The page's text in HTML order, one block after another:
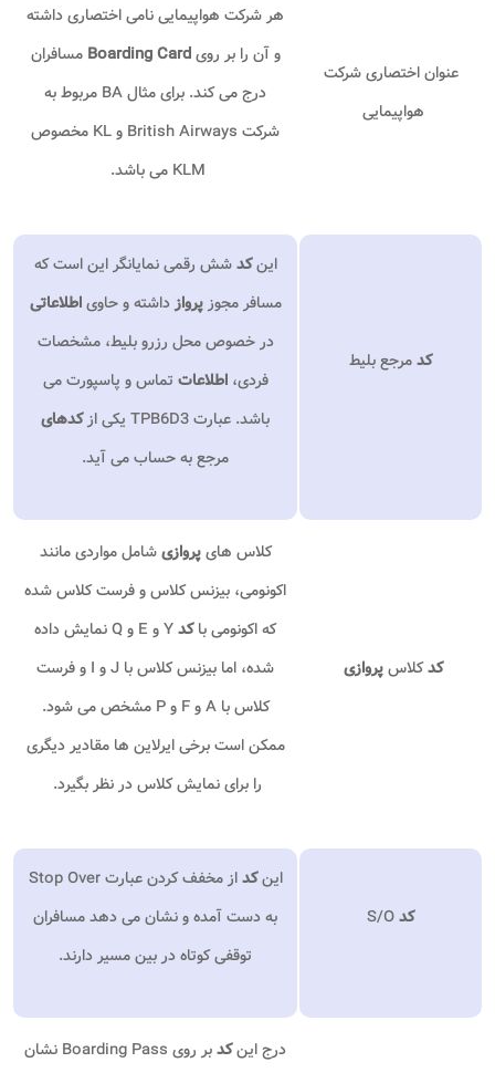
عنوان اختصاری شرکت
هواپیمایی
هر شرکت هواپیمایی نامی اختصاری داشته
و آن را بر رویBoarding Card مسافران
درج می کند. برای مثال BA مربوط به
شرکت British Airways و KL مخصوص
KLM می باشد.
کدمرجع بلیط
اینکدشش رقمی نمایانگر این است که
مسافر مجوزپروازداشته و حاویاطلاعاتی
در خصوص محل رزرو بلیط، مشخصات
فردی،اطلاعات تماس و پاسپورت می
باشد. عبارت TPB6D3 یکی از
کدهای
مرجع به حساب می آید.
کدکلاسپروازی
کلاس هایپروازیشامل مواردی مانند
اکونومی، بیزنس کلاس و فرست کلاس شده
که اکونومی باکد
Y و E و Q نمایش داده
شده، اما بیزنس کلاس با J و I و فرست
کلاس با A و F و P مشخص می شود.
ممکن است برخی ایرلاین ها مقادیر دیگری
را برای نمایش کلاس در نظر بگیرد.
کدS/O
اینکد
از مخفف کردن عبارت Stop Over
به دست آمده و نشان می دهد مسافران
توقفی کوتاه در بین مسیر دارند.
درج اینکد
بر روی Boarding Pass نشان